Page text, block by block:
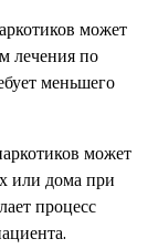
может
лечения по
меньшего
может
или дома при
процесс